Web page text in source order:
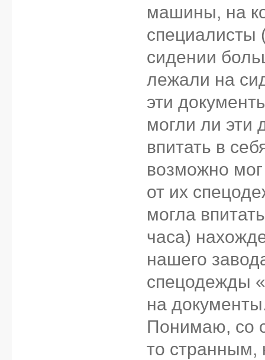
машины, на
специалисты
сидении
лежали на
эти
могли ли эти
впитать в
возможно мог
от их
могла
часа)
нашего
спецодежды
на
Понимаю, со
то странным,